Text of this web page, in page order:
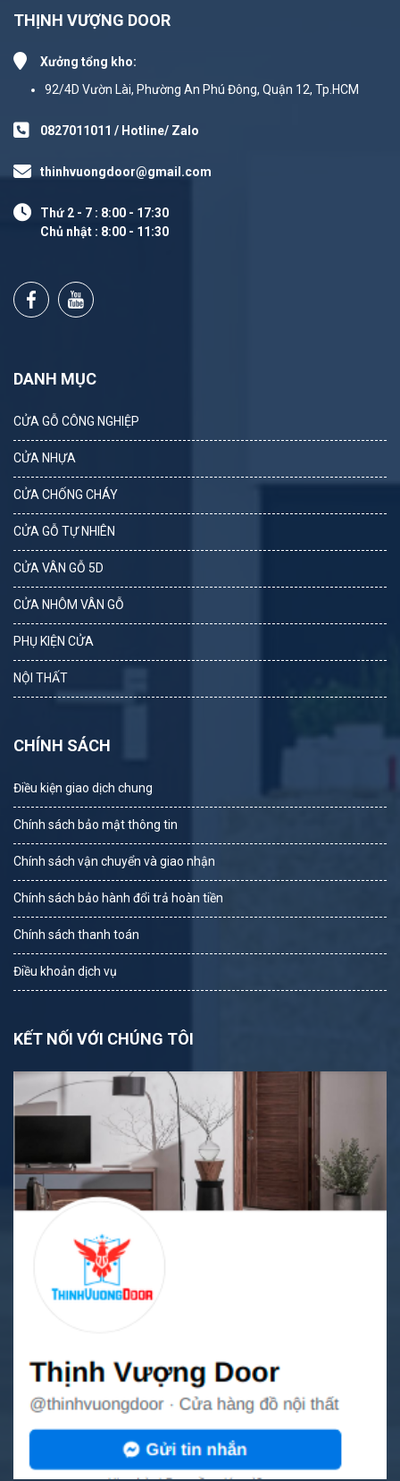
THỊNH VƯỢNG DOOR
Xưởng tổng kho:
92/4D Vườn Lài, Phường An Phú Đông, Quận 12, Tp.HCM
0827011011 / Hotline/ Zalo
thinhvuongdoor@gmail.com
Thứ 2 - 7 : 8:00 - 17:30
Chủ nhật : 8:00 - 11:30
DANH MỤC
CỬA GỖ CÔNG NGHIỆP
CỬA NHỰA
CỬA CHỐNG CHÁY
CỬA GỖ TỰ NHIÊN
CỬA VÂN GỖ 5D
CỬA NHÔM VÂN GỖ
PHỤ KIỆN CỬA
NỘI THẤT
CHÍNH SÁCH
Điều kiện giao dịch chung
Chính sách bảo mật thông tin
Chính sách vận chuyển và giao nhận
Chính sách bảo hành đổi trả hoàn tiền
Chính sách thanh toán
Điều khoản dịch vụ
KẾT NỐI VỚI CHÚNG TÔI